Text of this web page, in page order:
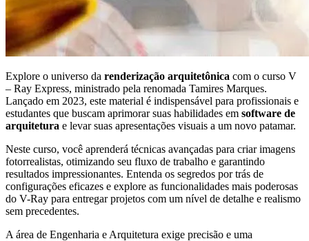
Explore o universo da renderização arquitetônica com o curso V
– Ray Express, ministrado pela renomada Tamires Marques.
Lançado em 2023, este material é indispensável para profissionais e
estudantes que buscam aprimorar suas habilidades em software de
arquitetura e levar suas apresentações visuais a um novo patamar.
Neste curso, você aprenderá técnicas avançadas para criar imagens
fotorrealistas, otimizando seu fluxo de trabalho e garantindo
resultados impressionantes. Entenda os segredos por trás de
configurações eficazes e explore as funcionalidades mais poderosas
do V-Ray para entregar projetos com um nível de detalhe e realismo
sem precedentes.
A área de Engenharia e Arquitetura exige precisão e uma